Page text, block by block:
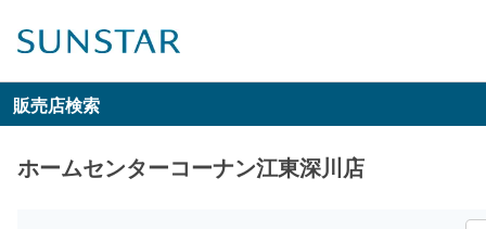
販売店検索
ホームセンターコーナン江東深川店